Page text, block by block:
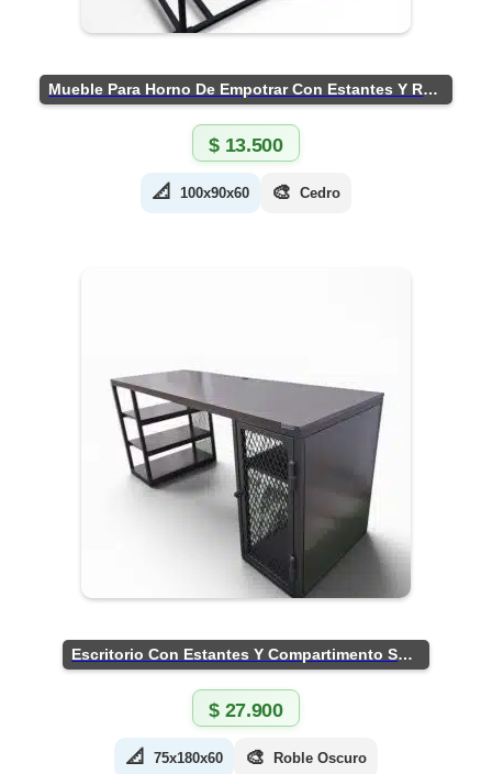
Mueble Para Horno De Empotrar Con Estantes Y Ruedas
$13.500
📐 100x90x60 🎨 Cedro
Escritorio Con Estantes Y Compartimento Seguro
$27.900
📐 75x180x60 🎨 Roble Oscuro